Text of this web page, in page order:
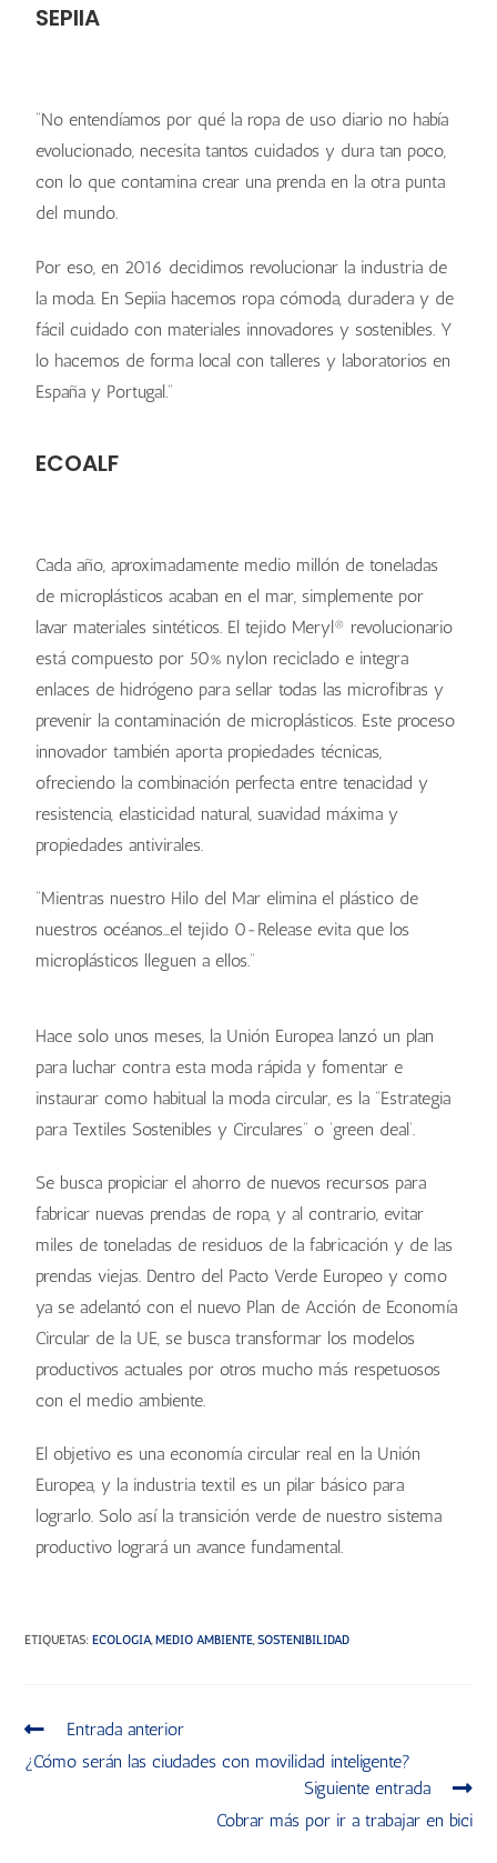
SEPIIA
“No entendíamos por qué la ropa de uso diario no había
evolucionado, necesita tantos cuidados y dura tan poco,
con lo que contamina crear una prenda en la otra punta
del mundo.
Por eso, en 2016 decidimos revolucionar la industria de
la moda. En Sepiia hacemos ropa cómoda, duradera y de
fácil cuidado con materiales innovadores y sostenibles. Y
lo hacemos de forma local con talleres y laboratorios en
España y Portugal.”
ECOALF
Cada año, aproximadamente medio millón de toneladas
de microplásticos acaban en el mar, simplemente por
lavar materiales sintéticos. El tejido Meryl® revolucionario
está compuesto por 50% nylon reciclado e integra
enlaces de hidrógeno para sellar todas las microfibras y
prevenir la contaminación de microplásticos. Este proceso
innovador también aporta propiedades técnicas,
ofreciendo la combinación perfecta entre tenacidad y
resistencia, elasticidad natural, suavidad máxima y
propiedades antivirales.
“Mientras nuestro Hilo del Mar elimina el plástico de
nuestros océanos…el tejido 0-Release evita que los
microplásticos lleguen a ellos.”
Hace solo unos meses, la Unión Europea lanzó un plan
para luchar contra esta moda rápida y fomentar e
instaurar como habitual la moda circular, es la “Estrategia
para Textiles Sostenibles y Circulares” o ‘green deal’.
Se busca propiciar el ahorro de nuevos recursos para
fabricar nuevas prendas de ropa, y al contrario, evitar
miles de toneladas de residuos de la fabricación y de las
prendas viejas. Dentro del Pacto Verde Europeo y como
ya se adelantó con el nuevo Plan de Acción de Economía
Circular de la UE, se busca transformar los modelos
productivos actuales por otros mucho más respetuosos
con el medio ambiente.
El objetivo es una economía circular real en la Unión
Europea, y la industria textil es un pilar básico para
lograrlo. Solo así la transición verde de nuestro sistema
productivo logrará un avance fundamental.
ETIQUETAS:ECOLOGÍA, MEDIO AMBIENTE, SOSTENIBILIDAD
Entrada anterior
¿Cómo serán las ciudades con movilidad inteligente?
Siguiente entrada
Cobrar más por ir a trabajar en bici